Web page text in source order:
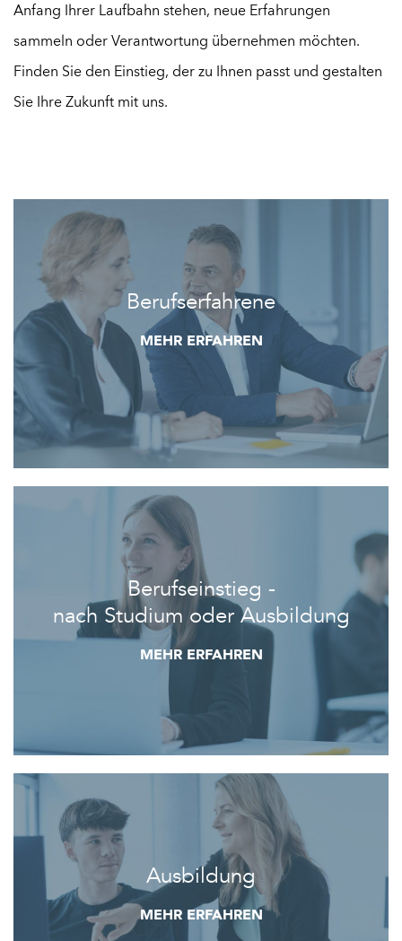
Anfang Ihrer Laufbahn stehen, neue Erfahrungen
sammeln oder Verantwortung übernehmen möchten.
Finden Sie den Einstieg, der zu Ihnen passt und gestalten
Sie Ihre Zukunft mit uns.
Berufserfahrene
MEHR ERFAHREN
Berufseinstieg -
nach Studium oder Ausbildung
MEHR ERFAHREN
Ausbildung
MEHR ERFAHREN